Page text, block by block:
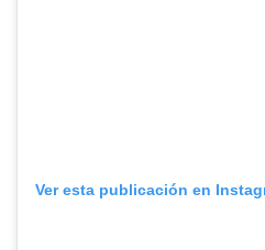
Ver esta publicación en